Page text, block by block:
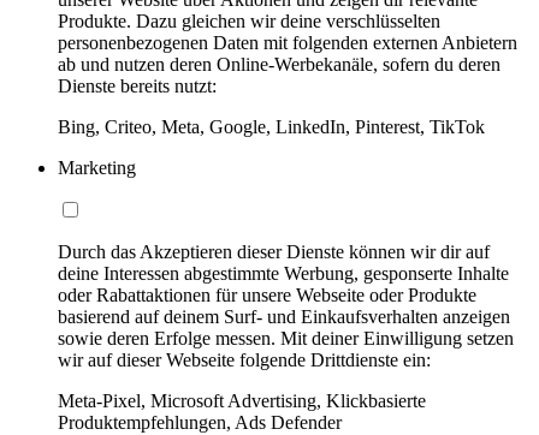
Produkte. Dazu gleichen wir deine verschlüsselten
personenbezogenen Daten mit folgenden externen Anbietern
ab und nutzen deren Online-Werbekanäle, sofern du deren
Dienste bereits nutzt:
Bing, Criteo, Meta, Google, LinkedIn, Pinterest, TikTok
Marketing
Durch das Akzeptieren dieser Dienste können wir dir auf
deine Interessen abgestimmte Werbung, gesponserte Inhalte
oder Rabattaktionen für unsere Webseite oder Produkte
basierend auf deinem Surf- und Einkaufsverhalten anzeigen
sowie deren Erfolge messen. Mit deiner Einwilligung setzen
wir auf dieser Webseite folgende Drittdienste ein:
Meta-Pixel, Microsoft Advertising, Klickbasierte
Produktempfehlungen, Ads Defender